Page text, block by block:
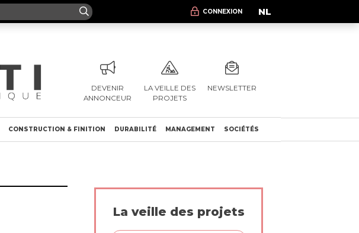
CONNEXION NL
DEVENIR
ANNONCEUR
LA VEILLE DES
PROJETS
NEWSLETTER
CONSTRUCTION & FINITION DURABILITÉ MANAGEMENT SOCIÉTÉS
La veille des projets